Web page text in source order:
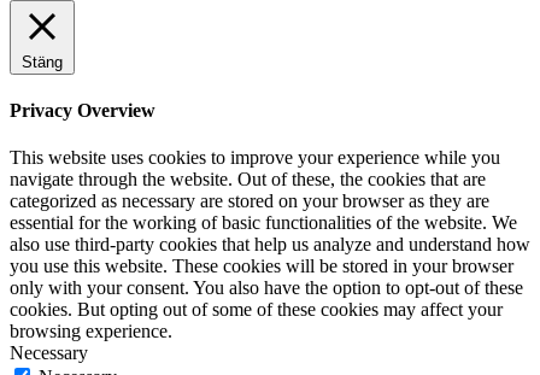
Stäng
Privacy Overview
This website uses cookies to improve your experience while you
navigate through the website. Out of these, the cookies that are
categorized as necessary are stored on your browser as they are
essential for the working of basic functionalities of the website. We
also use third-party cookies that help us analyze and understand how
you use this website. These cookies will be stored in your browser
only with your consent. You also have the option to opt-out of these
cookies. But opting out of some of these cookies may affect your
browsing experience.
Necessary